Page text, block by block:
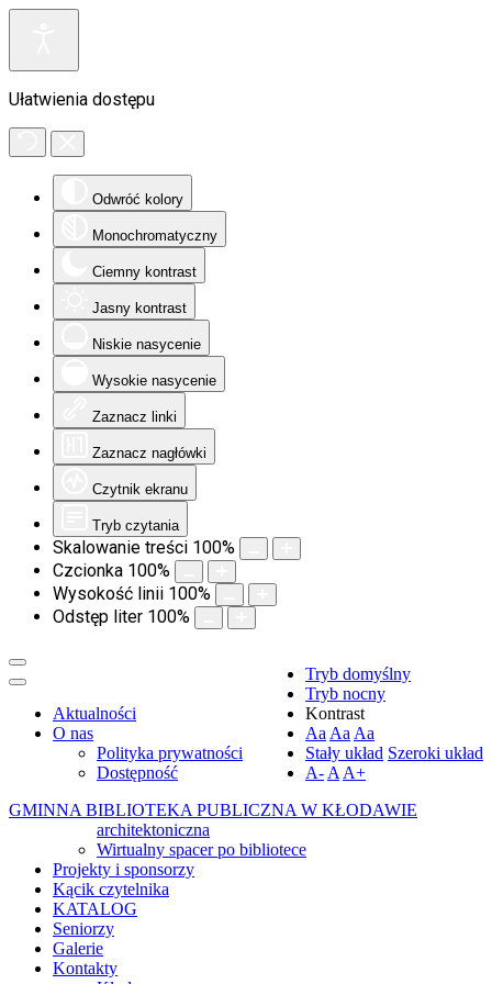
Ułatwienia dostępu
Odwróć kolory
Monochromatyczny
Ciemny kontrast
Jasny kontrast
Niskie nasycenie
Wysokie nasycenie
Zaznacz linki
Zaznacz nagłówki
Czytnik ekranu
Tryb czytania
Skalowanie treści 100%
Czcionka 100%
Wysokość linii 100%
Odstęp liter 100%
Tryb domyślny
Tryb nocny
Kontrast
Aa Aa Aa
Stały układ Szeroki układ
A- A A+
GMINNA BIBLIOTEKA PUBLICZNA W KŁODAWIE
Aktualności
O nas
Polityka prywatności
Dostępność
architektoniczna
Wirtualny spacer po bibliotece
Projekty i sponsorzy
Kącik czytelnika
KATALOG
Seniorzy
Galerie
Kontakty